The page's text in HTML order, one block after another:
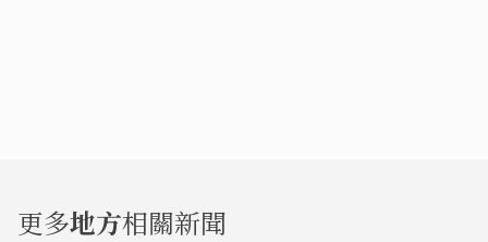
更多地方相關新聞